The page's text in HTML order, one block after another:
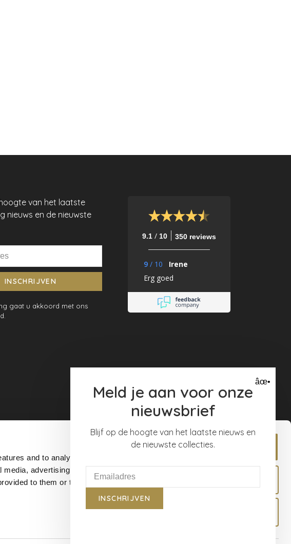
and to analyse our
advertising and
to them or that
Allow all
van het laatste
nieuws en de nieuwste
INSCHRIJVEN
gaat u akkoord met ons
9.1 / 10 350 reviews
9 / 10
Irene
Erg goed
âœ•
Meld je aan voor onze
nieuwsbrief
Blijf op de hoogte van het laatste nieuws en
de nieuwste collecties.
INSCHRIJVEN